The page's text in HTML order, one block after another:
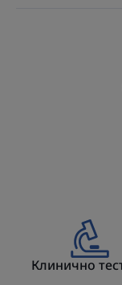
Околната среда
Клинично